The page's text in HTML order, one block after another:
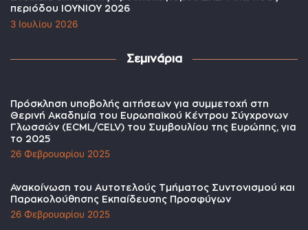
περιόδου ΙΟΥΝΙΟΥ 2026
3 Ιουλίου 2026
Σεμινάρια
Πρόσκληση υποβολής αιτήσεων για συμμετοχή στη
Θερινή Ακαδημία του Ευρωπαϊκού Κέντρου Σύγχρονων
Γλωσσών (ECML/CELV) του Συμβουλίου της Ευρώπης, για
το 2025
26 Φεβρουαρίου 2025
Ανακοίνωση του Αυτοτελούς Τμήματος Συντονισμού και
Παρακολούθησης Εκπαίδευσης Προσφύγων
26 Φεβρουαρίου 2025